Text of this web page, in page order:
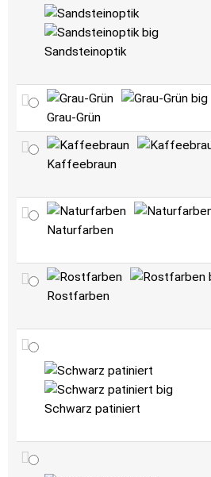
Sandsteinoptik
Grau-Grün
Kaffeebraun
Naturfarben
Rostfarben
Schwarz patiniert